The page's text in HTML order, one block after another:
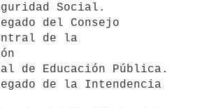
Social.
del Consejo
de la
de la Intendencia